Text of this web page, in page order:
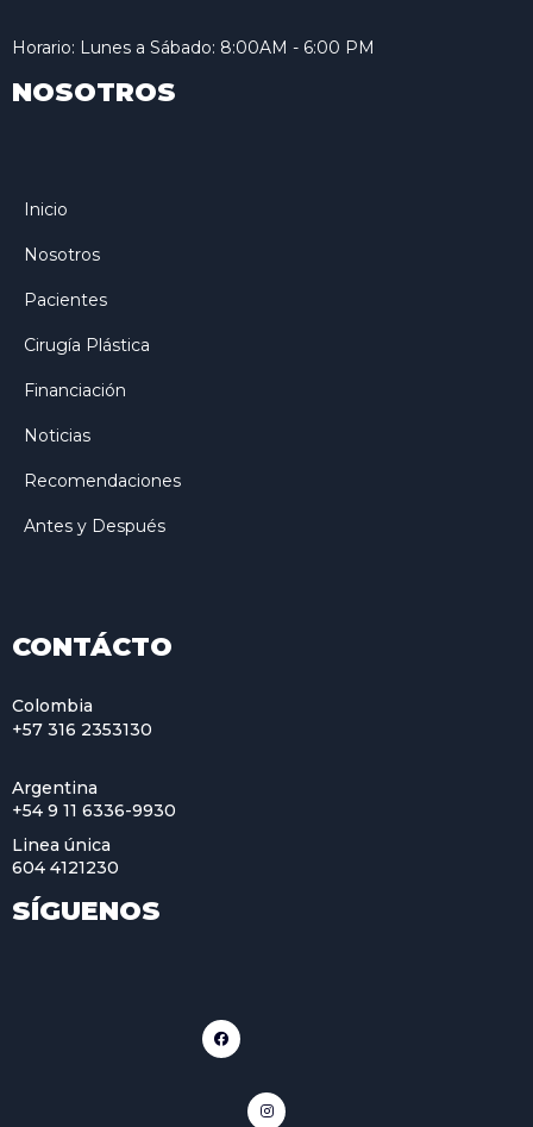
Horario: Lunes a Sábado: 8:00AM - 6:00 PM
NOSOTROS
Inicio
Nosotros
Pacientes
Cirugía Plástica
Financiación
Noticias
Recomendaciones
Antes y Después
CONTÁCTO
Colombia
+57 316 2353130
Argentina
+54 9 11 6336-9930
Linea única
604 4121230
SÍGUENOS